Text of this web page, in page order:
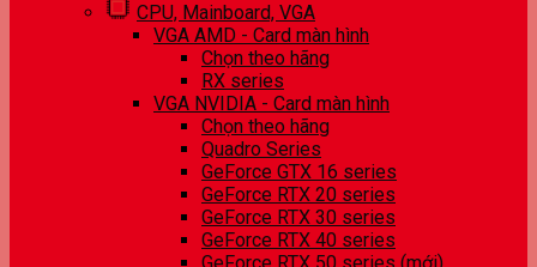
CPU, Mainboard, VGA
VGA AMD - Card màn hình
Chọn theo hãng
RX series
VGA NVIDIA - Card màn hình
Chọn theo hãng
Quadro Series
GeForce GTX 16 series
GeForce RTX 20 series
GeForce RTX 30 series
GeForce RTX 40 series